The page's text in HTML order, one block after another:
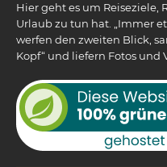
Hier geht es um Reiseziele,
Urlaub zu tun hat. „Immer
werfen den zweiten Blick,
Kopf“ und liefern Fotos und